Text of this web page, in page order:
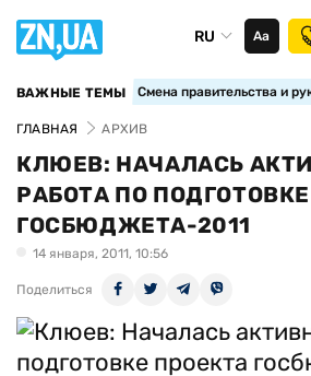
RU Аа
ВАЖНЫЕ ТЕМЫ Смена правительства и
ГЛАВНАЯ АРХИВ
КЛЮЕВ: НАЧАЛАСЬ
РАБОТА ПО
ГОСБЮДЖЕТА-2011
14 января, 2011, 10:56
Поделиться